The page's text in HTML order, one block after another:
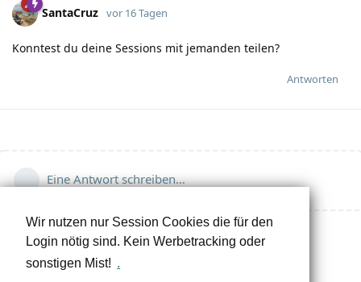
Wir nutzen nur Session Cookies die für den
Login nötig sind. Kein Werbetracking oder
sonstigen Mist! .
SantaCruz vor 16 Tagen
Konntest du deine Sessions mit jemanden teilen?
Antworten
Eine Antwort schreiben…